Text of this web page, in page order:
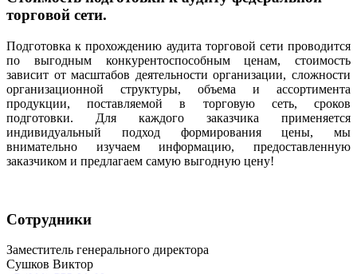
торговой сети.
Подготовка к прохождению аудита торговой сети проводится
по выгодным конкурентоспособным ценам, стоимость
зависит от масштабов деятельности организации, сложности
организационной структуры, объема и ассортимента
продукции, поставляемой в торговую сеть, сроков
подготовки. Для каждого заказчика применяется
индивидуальный подход формирования цены, мы
внимательно изучаем информацию, предоставленную
заказчиком и предлагаем самую выгодную цену!
Сотрудники
Заместитель генерального директора
Сушков Виктор